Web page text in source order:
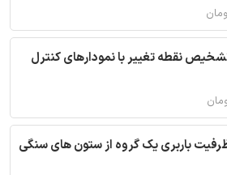
نقطه تغییر با نمودارهای کنترل
باربری یک گروه از ستون های سنگی